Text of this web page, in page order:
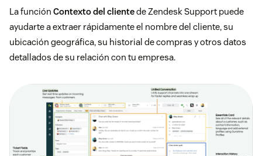
La función Contexto del clientede Zendesk Support puede
ayudarte a extraer rápidamente el nombre del cliente, su
ubicación geográfica, su historial de compras y otros datos
detallados de su relación con tu empresa.